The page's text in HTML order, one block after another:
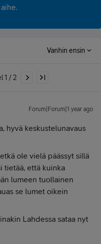
Vanhin ensin
1 / 2
Forum|Forum|1 year ago
hyvä keskustelunavaus
ole vielä päässyt sillä
tietää, että kuinka
lumeen tuollainen
se lumet oikein
Lahdessa sataa nyt